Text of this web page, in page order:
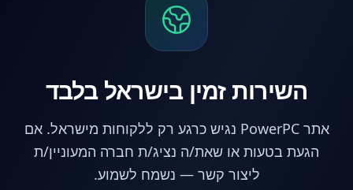
השירות זמין בישראל בלבד
אתר PowerPC נגיש כרגע רק ללקוחות מישראל. אם
הגעת בטעות או שאת/ה נציג/ת חברה המעוניין/ת
ליצור קשר — נשמח לשמוע.